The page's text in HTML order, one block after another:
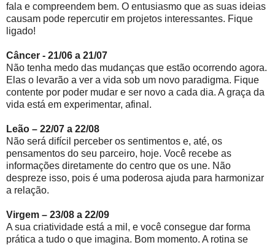
fala e compreendem bem. O entusiasmo que as suas ideias
causam pode repercutir em projetos interessantes. Fique
ligado!
Câncer - 21/06 a 21/07
Não tenha medo das mudanças que estão ocorrendo agora.
Elas o levarão a ver a vida sob um novo paradigma. Fique
contente por poder mudar e ser novo a cada dia. A graça da
vida está em experimentar, afinal.
Leão – 22/07 a 22/08
Não será difícil perceber os sentimentos e, até, os
pensamentos do seu parceiro, hoje. Você recebe as
informações diretamente do centro que os une. Não
despreze isso, pois é uma poderosa ajuda para harmonizar
a relação.
Virgem – 23/08 a 22/09
A sua criatividade está a mil, e você consegue dar forma
prática a tudo o que imagina. Bom momento. A rotina se